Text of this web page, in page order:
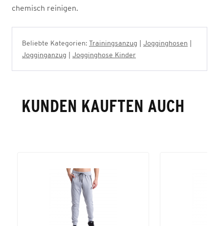
chemisch reinigen.
Beliebte Kategorien: Trainingsanzug Jogginghosen
Jogginganzug
Jogginghose Kinder
KUNDEN KAUFTEN AUCH